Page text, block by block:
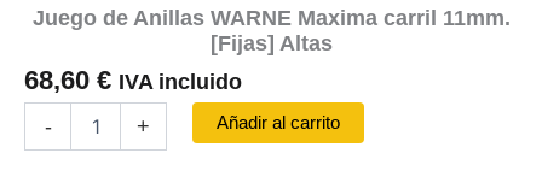
Juego de Anillas WARNE Maxima carril 11mm.
[Fijas] Altas
68,60 € IVA incluido
-
+ Añadir al carrito